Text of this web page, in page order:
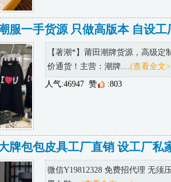
服一手货源 只做高版本 自设
【著潮*】莆田潮牌货源，高级
价通货！主营：潮牌.... (查看全文
人气:46947 赞 :803
微信Y19812328 免费招代理 无须